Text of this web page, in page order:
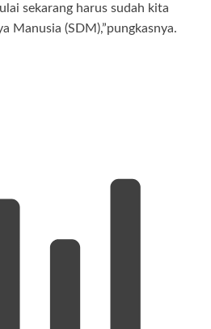
sekarang harus sudah kita
Manusia (SDM),”pungkasnya.